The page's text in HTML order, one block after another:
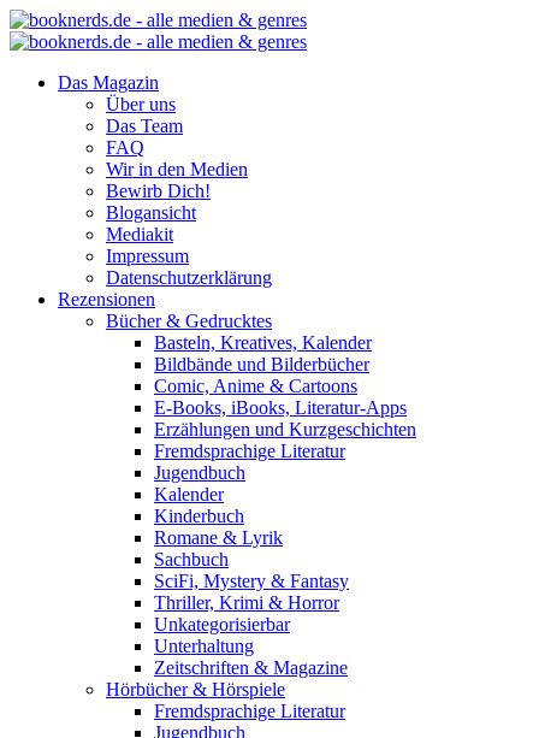
Das Magazin
Über uns
Das Team
FAQ
Wir in den Medien
Bewirb Dich!
Blogansicht
Mediakit
Impressum
Datenschutzerklärung
Rezensionen
Bücher & Gedrucktes
Basteln, Kreatives, Kalender
Bildbände und Bilderbücher
Comic, Anime & Cartoons
E-Books, iBooks, Literatur-Apps
Erzählungen und Kurzgeschichten
Fremdsprachige Literatur
Jugendbuch
Kalender
Kinderbuch
Romane & Lyrik
Sachbuch
SciFi, Mystery & Fantasy
Thriller, Krimi & Horror
Unkategorisierbar
Unterhaltung
Zeitschriften & Magazine
Hörbücher & Hörspiele
Fremdsprachige Literatur
Jugendbuch